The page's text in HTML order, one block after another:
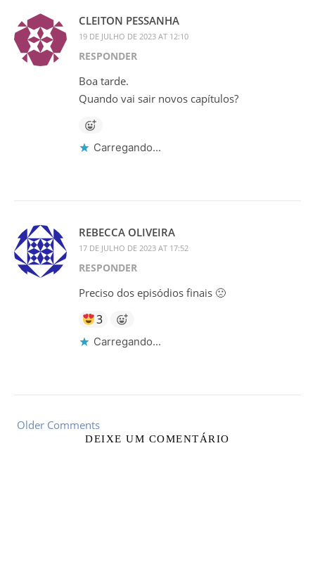
CLEITON PESSANHA
19 DE JULHO DE 2023 AT 12:10
RESPONDER
Boa tarde.
Quando vai sair novos capítulos?
Carregando...
REBECCA OLIVEIRA
17 DE JULHO DE 2023 AT 17:52
RESPONDER
Preciso dos episódios finais 🙁
3
Carregando...
Older Comments
DEIXE UM COMENTÁRIO